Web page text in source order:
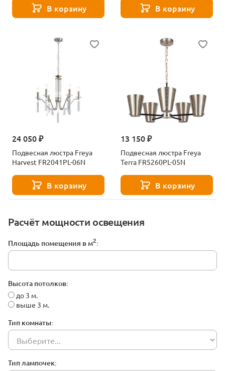
Расчёт мощности освещения
Площадь помещения в м2:
Высота потолков:
до 3 м.
выше 3 м.
Тип комнаты:
Тип лампочек:
В корзину В корзину
24 050 ₽
Подвесная люстра Freya
Harvest FR2041PL-06N
В корзину
13 150 ₽
Подвесная люстра Freya
Terra FR5260PL-05N
В корзину